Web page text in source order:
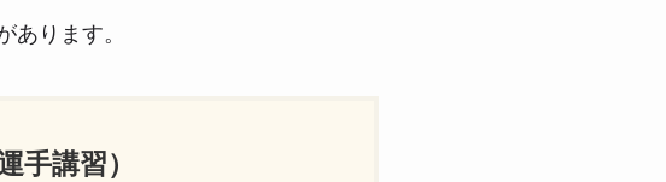
あります。
手講習）